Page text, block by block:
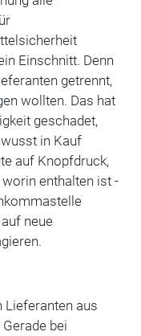
Einschnitt. Denn
getrennt,
wollten. Das hat
geschadet,
in Kauf
auf Knopfdruck,
enthalten ist -
neue
Lieferanten aus
bei